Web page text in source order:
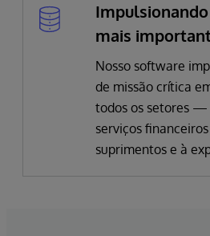
mais
Nosso software
de missão crítica
todos os setores —
serviços
suprimentos e à